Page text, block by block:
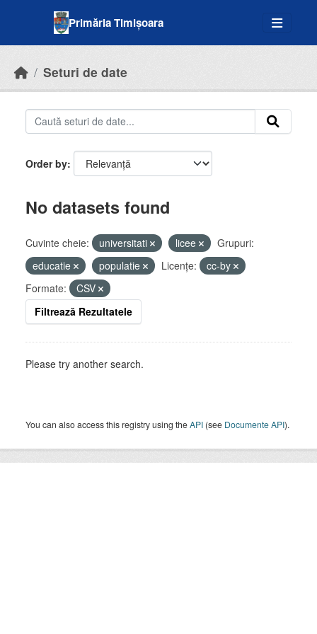
Primăria Timișoara
Seturi de date
Order by
No datasets found
Cuvinte cheie: universitati licee
Grupuri:
educatie
populatie Licenţe:
cc-by
Formate:
CSV
Filtrează Rezultatele
Please try another search.
You can also access this registry using theAPI (see Documente API).